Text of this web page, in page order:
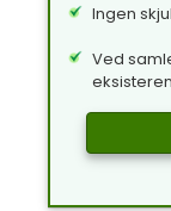
Ingen
Ved